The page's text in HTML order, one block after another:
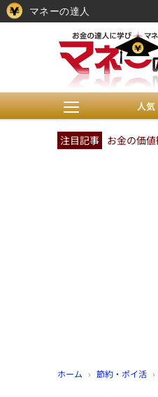
人気
注目記事 お金の価
ホーム › 節約・ポイ活 ›
マネーの達人